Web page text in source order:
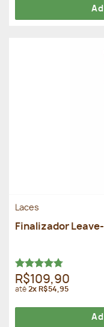
Laces
Finalizador
Avaliação
4.78de 5
R$109,90
até2x R$54,95